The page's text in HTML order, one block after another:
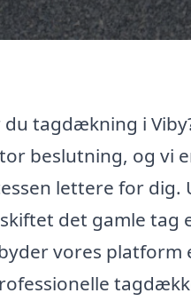
tagdækning i
beslutning, og vi
lettere for dig.
det gamle tag
vores platform